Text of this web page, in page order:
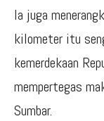
Ia juga
kilometer itu
kemerdekaan
mempertegas
Sumbar.